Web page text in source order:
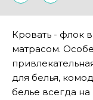
Кровать - флок
матрасом.
для белья,
белье всегда